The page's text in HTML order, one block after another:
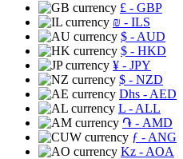
£ - GBP
₪ - ILS
$ - AUD
$ - HKD
¥ - JPY
$ - NZD
Dhs - AED
L - ALL
֏ - AMD
ƒ - ANG
Kz - AOA